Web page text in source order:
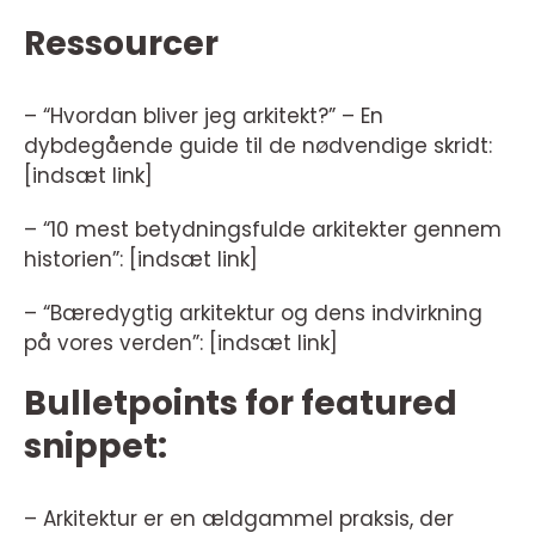
Ressourcer
– “Hvordan bliver jeg arkitekt?” – En
dybdegående guide til de nødvendige skridt:
[indsæt link]
– “10 mest betydningsfulde arkitekter gennem
historien”: [indsæt link]
– “Bæredygtig arkitektur og dens indvirkning
på vores verden”: [indsæt link]
Bulletpoints for featured
snippet:
– Arkitektur er en ældgammel praksis, der